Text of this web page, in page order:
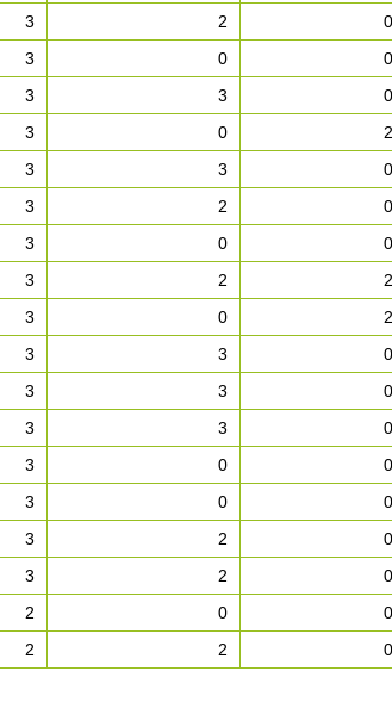
3 2 0
3 0 0
3 3 0
3 0 2
3 3 0
3 2 0
3 0 0
3 2 2
3 0 2
3 3 0
3 3 0
3 3 0
3 0 0
3 0 0
3 2 0
3 2 0
2 0 0
2 2 0